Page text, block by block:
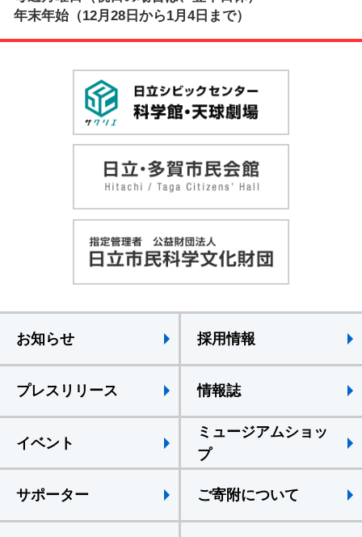
年末年始（12月28日から1月4日まで）
お知らせ 採用情報
プレスリリース 情報誌
イベント
ミュージアムショッ
プ
サポーター ご寄附について